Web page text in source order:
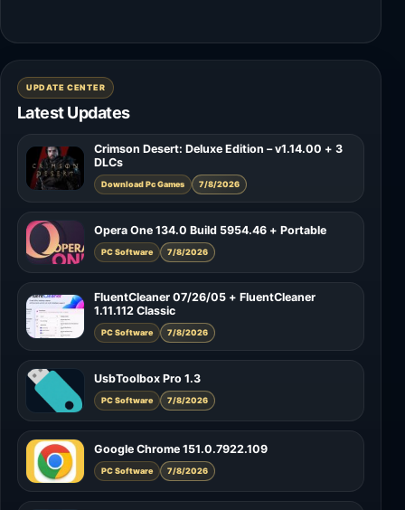
UPDATE CENTER
Latest Updates
Crimson Desert: Deluxe Edition – v1.14.00 + 3
DLCs
Download Pc Games 7/8/2026
Opera One 134.0 Build 5954.46 + Portable
PC Software 7/8/2026
FluentCleaner 07/26/05 + FluentCleaner
1.11.112 Classic
PC Software 7/8/2026
UsbToolbox Pro 1.3
PC Software 7/8/2026
Google Chrome 151.0.7922.109
PC Software 7/8/2026